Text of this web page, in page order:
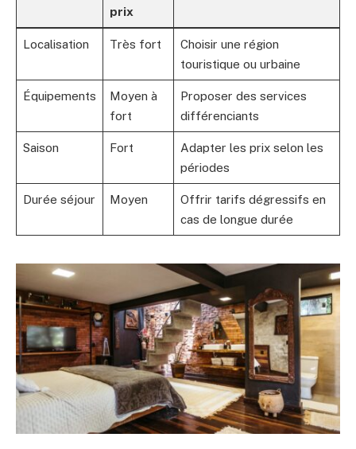
prix
Localisation Très fort
Choisir une région
touristique ou urbaine
Équipements
Moyen à
fort
Proposer des services
différenciants
Saison Fort
Adapter les prix selon les
périodes
Durée séjour Moyen
Offrir tarifs dégressifs en
cas de longue durée